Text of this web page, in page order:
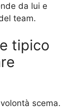
da lui e
team.
tipico
scema.